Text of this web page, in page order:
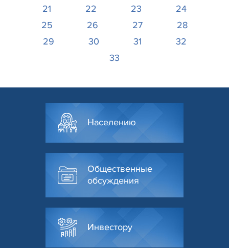
21
22 23
24
25
26 27
28
29
30 31
32
33
Населению
Общественные
обсуждения
Инвестору